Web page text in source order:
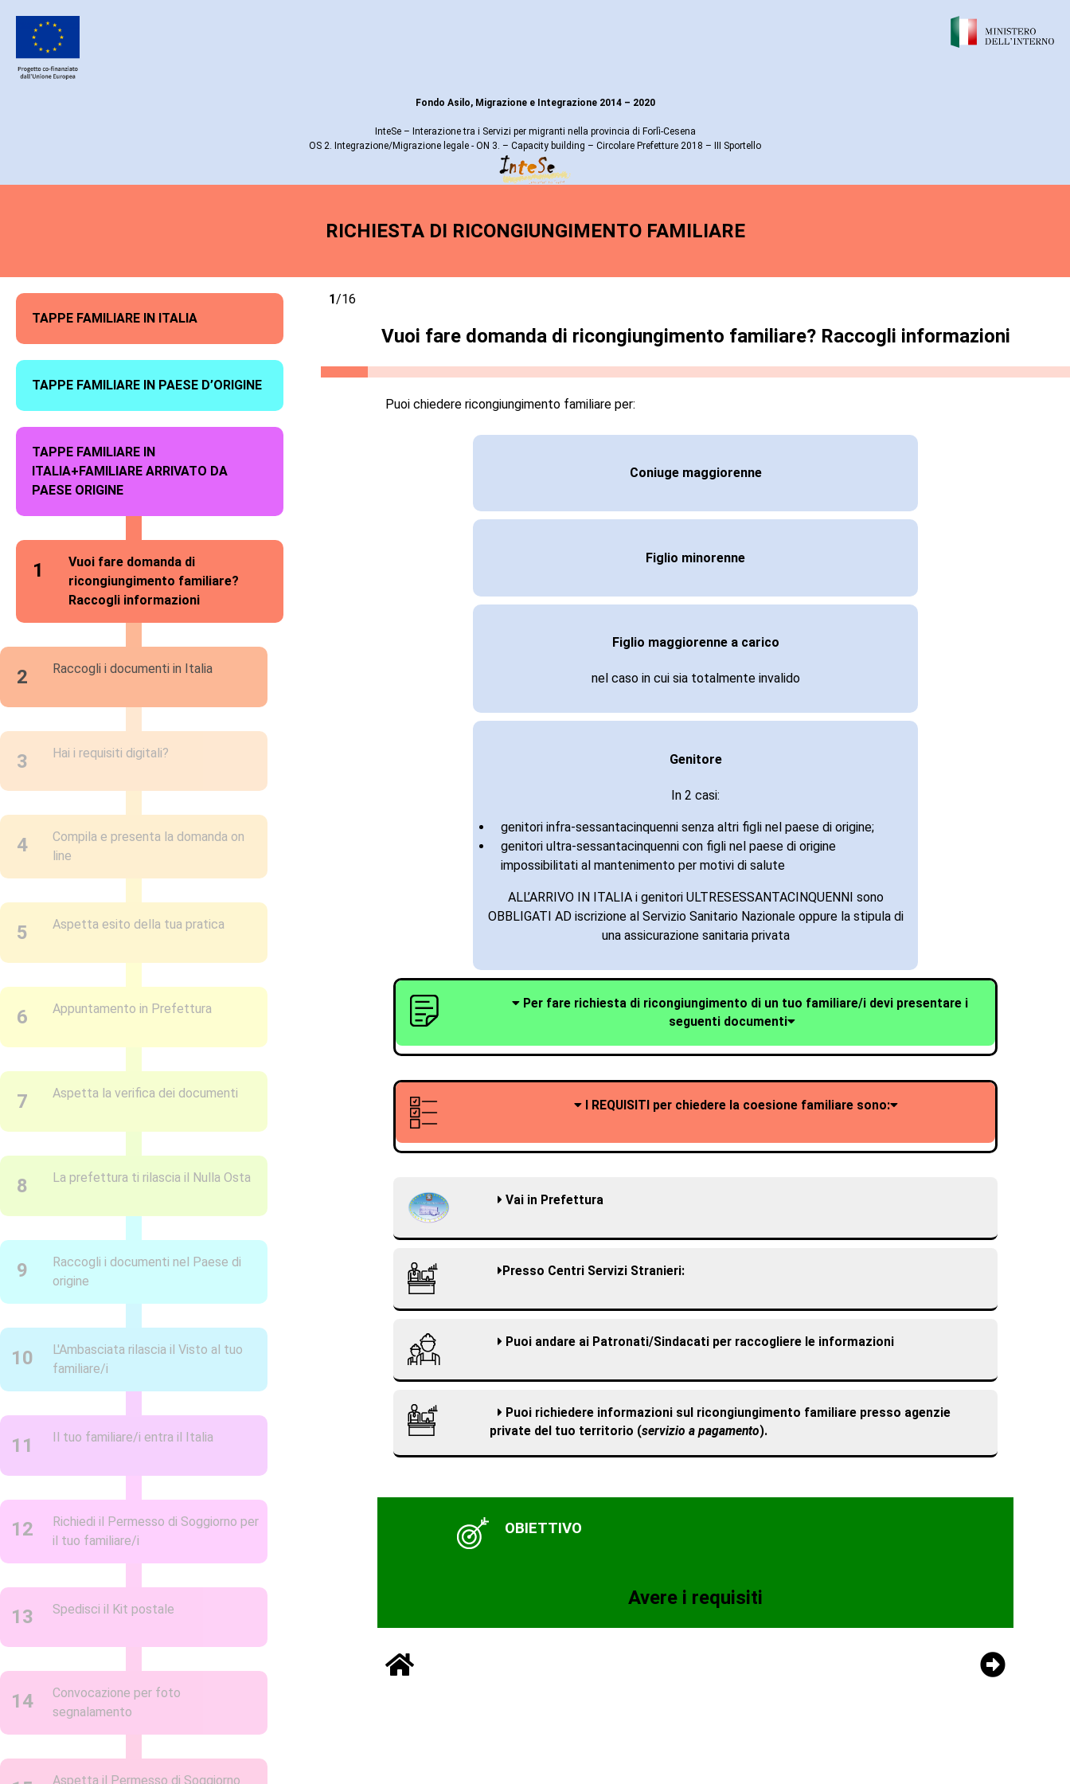
Fondo Asilo, Migrazione e Integrazione 2014 – 2020
InteSe – Interazione tra i Servizi per migranti nella provincia di Forlì-Cesena
OS 2. Integrazione/Migrazione legale - ON 3. – Capacity building – Circolare Prefetture 2018 – III Sportello
RICHIESTA DI RICONGIUNGIMENTO FAMILIARE
TAPPE FAMILIARE IN ITALIA
TAPPE FAMILIARE IN PAESE D’ORIGINE
TAPPE FAMILIARE IN
ITALIA+FAMILIARE ARRIVATO DA
PAESE ORIGINE
1
Vuoi fare domanda di
ricongiungimento familiare?
Raccogli informazioni
2 Raccogli i documenti in Italia
3 Hai i requisiti digitali?
4
Compila e presenta la domanda on
line
5 Aspetta esito della tua pratica
6 Appuntamento in Prefettura
7 Aspetta la verifica dei documenti
8 La prefettura ti rilascia il Nulla Osta
9
Raccogli i documenti nel Paese di
origine
10
L'Ambasciata rilascia il Visto al tuo
familiare/i
11 Il tuo familiare/i entra il Italia
12
Richiedi il Permesso di Soggiorno per
il tuo familiare/i
13 Spedisci il Kit postale
14
Convocazione per foto
segnalamento
Aspetta il Permesso di Soggiorno
1/16
Vuoi fare domanda di ricongiungimento familiare? Raccogli informazioni
Puoi chiedere ricongiungimento familiare per:
Coniuge maggiorenne
Figlio minorenne
Figlio maggiorenne a carico
nel caso in cui sia totalmente invalido
Genitore
In 2 casi:
genitori infra-sessantacinquenni senza altri figli nel paese di origine;
genitori ultra-sessantacinquenni con figli nel paese di origine
impossibilitati al mantenimento per motivi di salute
ALL’ARRIVO IN ITALIA i genitori ULTRESESSANTACINQUENNI sono
OBBLIGATI AD iscrizione al Servizio Sanitario Nazionale oppure la stipula di
una assicurazione sanitaria privata
Per fare richiesta di ricongiungimento di un tuo familiare/i devi presentare i
seguenti documenti
I REQUISITI per chiedere la coesione familiare sono:
Vai in Prefettura
Presso Centri Servizi Stranieri:
Puoi andare ai Patronati/Sindacati per raccogliere le informazioni
Puoi richiedere informazioni sul ricongiungimento familiare presso agenzie
private del tuo territorio (servizio a pagamento).
OBIETTIVO
Avere i requisiti